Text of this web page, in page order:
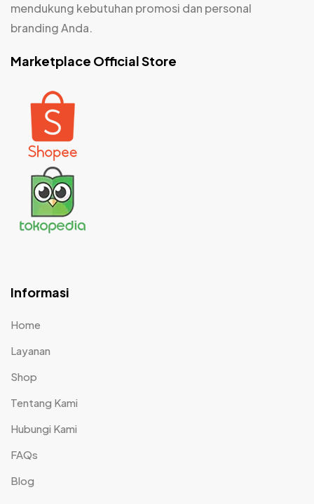
mendukung kebutuhan promosi dan personal
branding Anda.
Marketplace Official Store
Informasi
Home
Layanan
Shop
Tentang Kami
Hubungi Kami
FAQs
Blog